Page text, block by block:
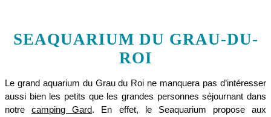
SEAQUARIUM DU GRAU-DU-
ROI
Le grand aquarium du Grau du Roi ne manquera pas d’intéresser
aussi bien les petits que les grandes personnes séjournant dans
notrecamping Gard. En effet, le Seaquarium propose aux